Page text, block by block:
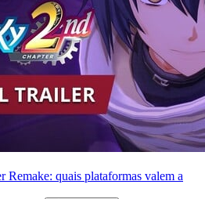
Remake: quais plataformas valem a